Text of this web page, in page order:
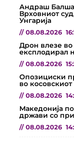
Андраш
Врховниот
Унгарија
// 08.08.2026
Дрон влезе
експлодирал
// 08.08.2026
Опозициски
во
// 08.08.2026
Македонија
држави со
// 08.08.2026